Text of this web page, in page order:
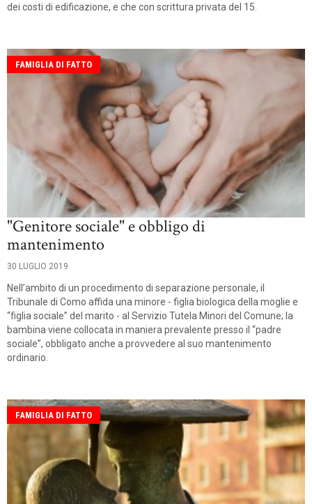
dei costi di edificazione, e che con scrittura privata del 15.
FAMIGLIA DI FATTO
"Genitore sociale" e obbligo di
mantenimento
30 LUGLIO 2019
Nell’ambito di un procedimento di separazione personale, il
Tribunale di Como affida una minore - figlia biologica della moglie e
“figlia sociale” del marito - al Servizio Tutela Minori del Comune; la
bambina viene collocata in maniera prevalente presso il “padre
sociale”, obbligato anche a provvedere al suo mantenimento
ordinario.
FAMIGLIA DI FATTO